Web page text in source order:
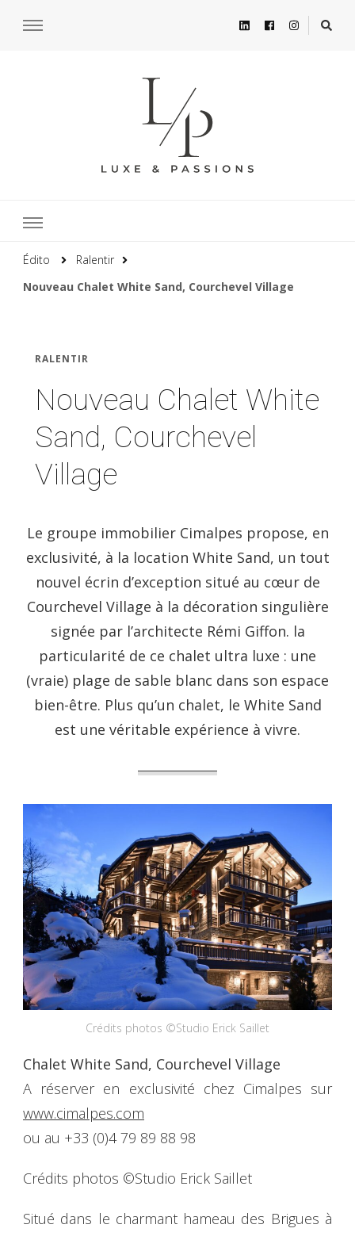
Édito
Ralentir
Nouveau Chalet White Sand, Courchevel Village
RALENTIR
Nouveau Chalet White
Sand, Courchevel
Village
Le groupe immobilier Cimalpes propose, en
exclusivité, à la location White Sand, un tout
nouvel écrin d’exception situé au cœur de
Courchevel Village à la décoration singulière
signée par l’architecte Rémi Giffon. la
particularité de ce chalet ultra luxe : une
(vraie) plage de sable blanc dans son espace
bien-être. Plus qu’un chalet, le White Sand
est une véritable expérience à vivre.
Crédits photos ©Studio Erick Saillet
Chalet White Sand, Courchevel Village
A réserver en exclusivité chez Cimalpes sur
www.cimalpes.com
ou au +33 (0)4 79 89 88 98
Crédits photos ©Studio Erick Saillet
Situé dans le charmant hameau des Brigues à